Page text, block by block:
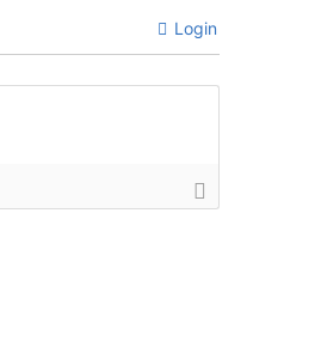
Login